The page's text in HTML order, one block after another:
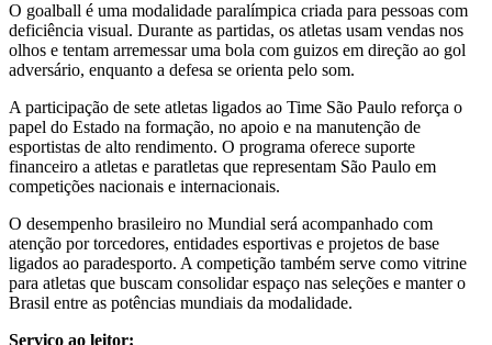
O goalball é uma modalidade paralímpica criada para pessoas com
deficiência visual. Durante as partidas, os atletas usam vendas nos
olhos e tentam arremessar uma bola com guizos em direção ao gol
adversário, enquanto a defesa se orienta pelo som.
A participação de sete atletas ligados ao Time São Paulo reforça o
papel do Estado na formação, no apoio e na manutenção de
esportistas de alto rendimento. O programa oferece suporte
financeiro a atletas e paratletas que representam São Paulo em
competições nacionais e internacionais.
O desempenho brasileiro no Mundial será acompanhado com
atenção por torcedores, entidades esportivas e projetos de base
ligados ao paradesporto. A competição também serve como vitrine
para atletas que buscam consolidar espaço nas seleções e manter o
Brasil entre as potências mundiais da modalidade.
Serviço ao leitor: